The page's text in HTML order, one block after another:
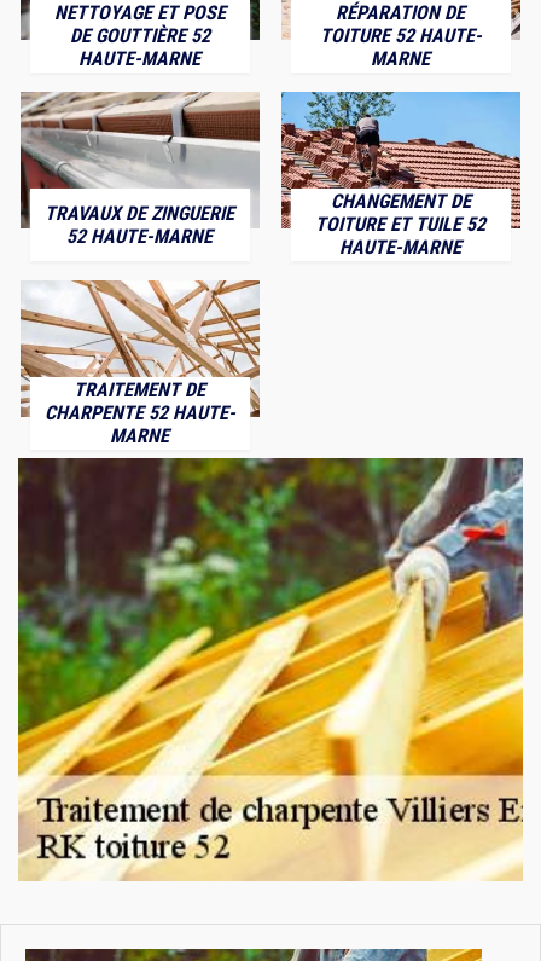
NETTOYAGE ET POSE
DE GOUTTIÈRE 52
HAUTE-MARNE
RÉPARATION DE
TOITURE 52 HAUTE-
MARNE
TRAVAUX DE ZINGUERIE
52 HAUTE-MARNE
CHANGEMENT DE
TOITURE ET TUILE 52
HAUTE-MARNE
TRAITEMENT DE
CHARPENTE 52 HAUTE-
MARNE